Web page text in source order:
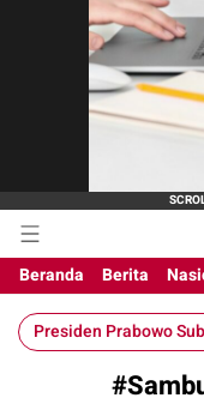
Beranda
Berita
Presiden Prabowo